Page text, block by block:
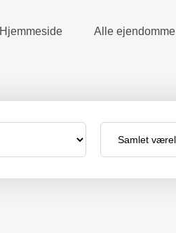
Hjemmeside Alle ejendomme